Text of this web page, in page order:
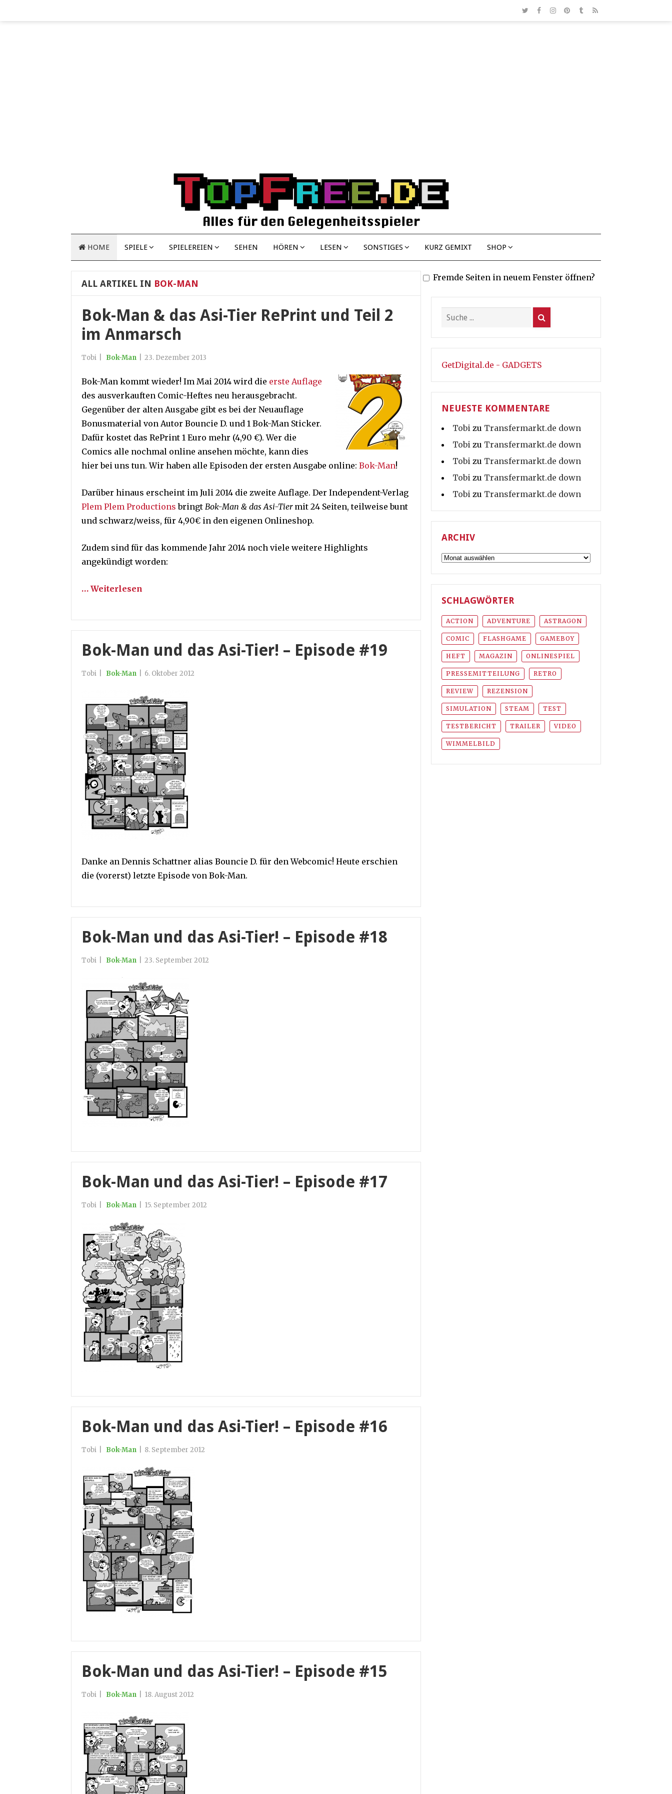
HOME SPIELE SPIELEREIEN SEHEN HÖREN LESEN SONSTIGES KURZ GEMIXT SHOP
ALL ARTIKEL IN BOK-MAN
Bok-Man & das Asi-Tier RePrint und Teil 2
im Anmarsch
Tobi Bok-Man 23. Dezember 2013
Bok-Man kommt wieder! Im Mai 2014 wird die erste Auflage
des ausverkauften Comic-Heftes neu herausgebracht.
Gegenüber der alten Ausgabe gibt es bei der Neuauflage
Bonusmaterial von Autor Bouncie D. und 1 Bok-Man Sticker.
Dafür kostet das RePrint 1 Euro mehr (4,90 €). Wer die
Comics alle nochmal online ansehen möchte, kann dies
hier bei uns tun. Wir haben alle Episoden der ersten Ausgabe online: Bok-Man!
Darüber hinaus erscheint im Juli 2014 die zweite Auflage. Der Independent-Verlag
Plem Plem Productions bringt Bok-Man & das Asi-Tiermit 24 Seiten, teilweise bunt
und schwarz/weiss, für 4,90€ in den eigenen Onlineshop.
Zudem sind für das kommende Jahr 2014 noch viele weitere Highlights
angekündigt worden:
… Weiterlesen
Bok-Man und das Asi-Tier! – Episode #19
Tobi Bok-Man 6. Oktober 2012
Danke an Dennis Schattner alias Bouncie D. für den Webcomic! Heute erschien
die (vorerst) letzte Episode von Bok-Man.
Bok-Man und das Asi-Tier! – Episode #18
Tobi Bok-Man 23. September 2012
Bok-Man und das Asi-Tier! – Episode #17
Tobi Bok-Man 15. September 2012
Bok-Man und das Asi-Tier! – Episode #16
Tobi Bok-Man 8. September 2012
Bok-Man und das Asi-Tier! – Episode #15
Tobi Bok-Man 18. August 2012
Fremde Seiten in neuem Fenster öffnen?
GetDigital.de - GADGETS
NEUESTE KOMMENTARE
Tobi zu Transfermarkt.de down
Tobi zu Transfermarkt.de down
Tobi zu Transfermarkt.de down
Tobi zu Transfermarkt.de down
Tobi zu Transfermarkt.de down
ARCHIV
Archiv
SCHLAGWÖRTER
ACTION ADVENTURE ASTRAGON
COMIC FLASHGAME GAMEBOY
HEFT MAGAZIN ONLINESPIEL
PRESSEMITTEILUNG RETRO
REVIEW REZENSION
SIMULATION STEAM TEST
TESTBERICHT TRAILER VIDEO
WIMMELBILD